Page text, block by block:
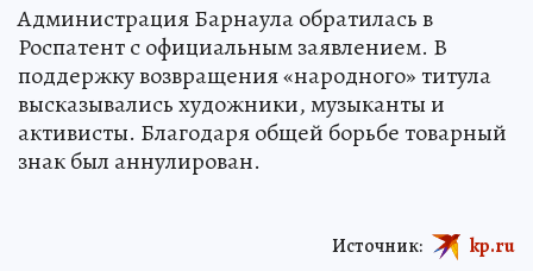
Администрация Барнаула обратилась в
Роспатент с официальным заявлением. В
поддержку возвращения «народного» титула
высказывались художники, музыканты и
активисты. Благодаря общей борьбе товарный
знак был аннулирован.
Источник: kp.ru